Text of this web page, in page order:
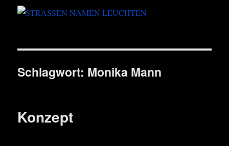
Schlagwort: Monika Mann
Konzept